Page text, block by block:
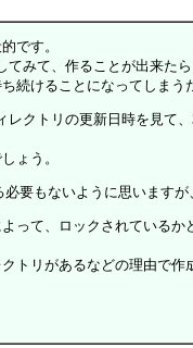
です。
て、作ることが出来た
けることになってしま
クトリの更新日時を見
ょう。
もないように思います
て、ロックされている
リがあるなどの理由で